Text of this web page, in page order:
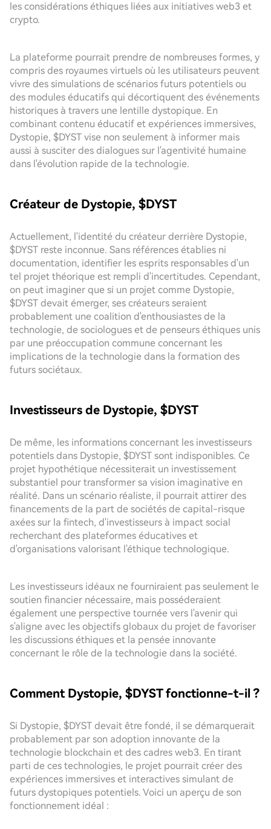
les considérations éthiques liées aux initiatives web3 et
crypto.
La plateforme pourrait prendre de nombreuses formes, y
compris des royaumes virtuels où les utilisateurs peuvent
vivre des simulations de scénarios futurs potentiels ou
des modules éducatifs qui décortiquent des événements
historiques à travers une lentille dystopique. En
combinant contenu éducatif et expériences immersives,
Dystopie, $DYST vise non seulement à informer mais
aussi à susciter des dialogues sur l'agentivité humaine
dans l'évolution rapide de la technologie.
Créateur de Dystopie, $DYST
Actuellement, l'identité du créateur derrière Dystopie,
$DYST reste inconnue. Sans références établies ni
documentation, identifier les esprits responsables d'un
tel projet théorique est rempli d'incertitudes. Cependant,
on peut imaginer que si un projet comme Dystopie,
$DYST devait émerger, ses créateurs seraient
probablement une coalition d'enthousiastes de la
technologie, de sociologues et de penseurs éthiques unis
par une préoccupation commune concernant les
implications de la technologie dans la formation des
futurs sociétaux.
Investisseurs de Dystopie, $DYST
De même, les informations concernant les investisseurs
potentiels dans Dystopie, $DYST sont indisponibles. Ce
projet hypothétique nécessiterait un investissement
substantiel pour transformer sa vision imaginative en
réalité. Dans un scénario réaliste, il pourrait attirer des
financements de la part de sociétés de capital-risque
axées sur la fintech, d'investisseurs à impact social
recherchant des plateformes éducatives et
d'organisations valorisant l'éthique technologique.
Les investisseurs idéaux ne fourniraient pas seulement le
soutien financier nécessaire, mais posséderaient
également une perspective tournée vers l'avenir qui
s'aligne avec les objectifs globaux du projet de favoriser
les discussions éthiques et la pensée innovante
concernant le rôle de la technologie dans la société.
Comment Dystopie, $DYST fonctionne-t-il ?
Si Dystopie, $DYST devait être fondé, il se démarquerait
probablement par son adoption innovante de la
technologie blockchain et des cadres web3. En tirant
parti de ces technologies, le projet pourrait créer des
expériences immersives et interactives simulant de
futurs dystopiques potentiels. Voici un aperçu de son
fonctionnement idéal :